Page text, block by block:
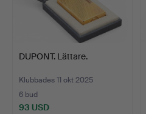
DUPONT. Lättare.
Klubbades 11 okt 2025
6 bud
93 USD